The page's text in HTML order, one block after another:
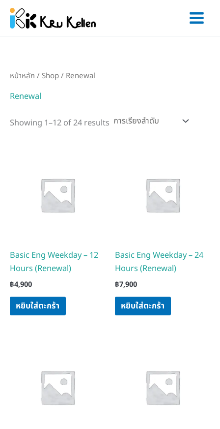
Skip
content
หน้าหลัก / Shop/ Renewal
Renewal
Showing 1–12 of 24 results
Basic Eng Weekday – 12
Hours (Renewal)
฿4,900
หยิบใส่ตะกร้า
Basic Eng Weekday – 24
Hours (Renewal)
฿7,900
หยิบใส่ตะกร้า